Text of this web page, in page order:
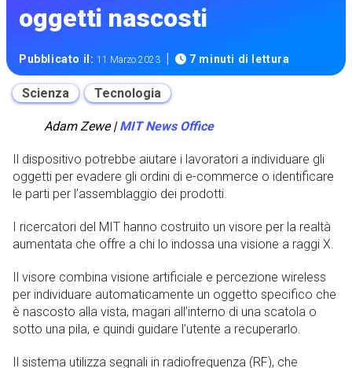
oggetti nascosti
Pubblicato il:11 Marzo 2023 | 7 minuti di lettura
Scienza Tecnologia
Adam Zewe |MIT News Office
Il dispositivo potrebbe aiutare i lavoratori a individuare gli
oggetti per evadere gli ordini di e-commerce o identificare
le parti per l’assemblaggio dei prodotti.
I ricercatori del MIT hanno costruito un visore per la realtà
aumentata che offre a chi lo indossa una visione a raggi X.
Il visore combina visione artificiale e percezione wireless
per individuare automaticamente un oggetto specifico che
è nascosto alla vista, magari all’interno di una scatola o
sotto una pila, e quindi guidare l’utente a recuperarlo.
Il sistema utilizza segnali in radiofrequenza (RF), che